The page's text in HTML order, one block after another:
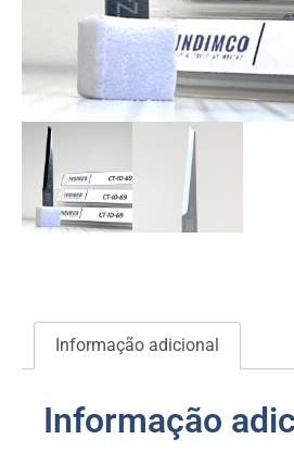
Informação adicional
Informação